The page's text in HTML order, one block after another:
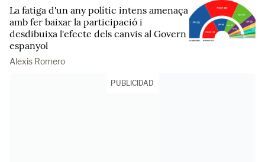
La fatiga d'un any polític intens amenaça
amb fer baixar la participació i
desdibuixa l'efecte dels canvis al Govern
espanyol
Alexis Romero
PUBLICIDAD